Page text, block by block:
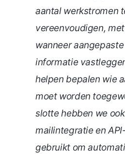
aantal werkstromen
vereenvoudigen,
wanneer
informatie
helpen bepalen wie
moet worden
slotte hebben we
mailintegratie en
gebruikt om